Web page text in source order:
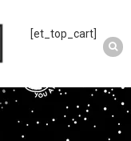
[et_top_cart]